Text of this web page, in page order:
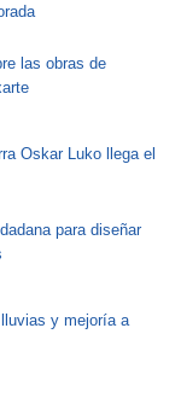
las obras de
Oskar Luko llega el
para diseñar
y mejoría a